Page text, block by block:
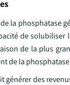
la phosphatase
de
de la plus
de la
générer des